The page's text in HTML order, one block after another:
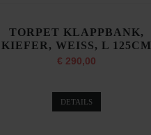
TORPET KLAPPBANK,
KIEFER, WEISS, L 125CM
€ 290,00
DETAILS